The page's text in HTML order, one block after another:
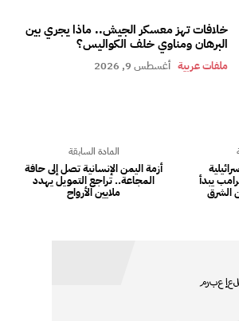
خلافات تهز معسكر الجيش.. ماذا يجري بين
البرهان ومناوي خلف الكواليس؟
ملفات عربية أغسطس 9, 2026
المادة السابقة
أزمة اليمن الإنسانية تصل إلى حافة
المجاعة.. تراجع التمويل يهدد
ملايين الأرواح
يبدأ
الشرق